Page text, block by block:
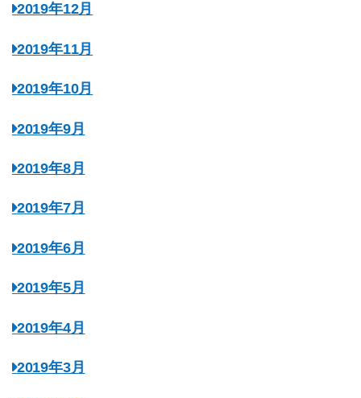
2019年12月
2019年11月
2019年10月
2019年9月
2019年8月
2019年7月
2019年6月
2019年5月
2019年4月
2019年3月